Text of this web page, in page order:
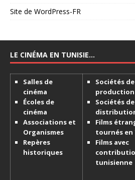
Site de WordPress-FR
LE CINÉMA EN TUNISIE…
Salles de
cinéma
Écoles de
cinéma
Associations et
Organismes
Repères
historiques
Sociétés de
production
Sociétés de
Films
tournés en
Films avec
tunisienne